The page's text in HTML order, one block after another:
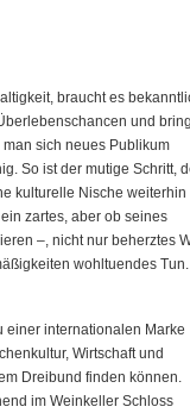
braucht es
und
sich neues Publikum
So ist der mutige Schritt,
kulturelle Nische weiterhin
zartes, aber ob seines
–, nicht nur beherztes
wohltuendes Tun.
einer internationalen Marke
Wirtschaft und
Dreibund finden können.
im Weinkeller Schloss